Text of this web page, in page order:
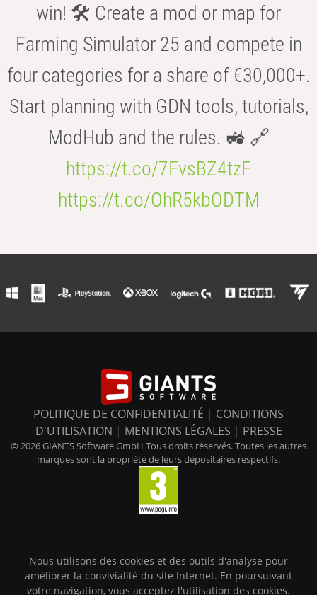
win! 🛠️ Create a mod or map for
Farming Simulator 25 and compete in
four categories for a share of €30,000+.
Start planning with GDN tools, tutorials,
ModHub and the rules. 🚜 🔗
https://t.co/7FvsBZ4tzF
https://t.co/OhR5kbODTM
POLITIQUE DE CONFIDENTIALITÉ | CONDITIONS
D'UTILISATION | MENTIONS LÉGALES | PRESSE
© 2026 GIANTS Software GmbH Tous droits réservés. Toutes les autres
marques sont la propriété de leurs dépositaires respectifs.
Nous utilisons des cookies et des outils d'analyse pour
améliorer la convivialité du site Internet. En poursuivant
votre navigation, vous acceptez l'utilisation des cookies.